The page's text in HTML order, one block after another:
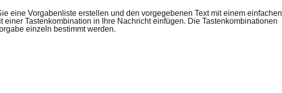
eine Vorgabenliste erstellen und den vorgegebenen Text mit einem einfachen
einer Tastenkombination in Ihre Nachricht einfügen. Die Tastenkombinationen
einzeln bestimmt werden.